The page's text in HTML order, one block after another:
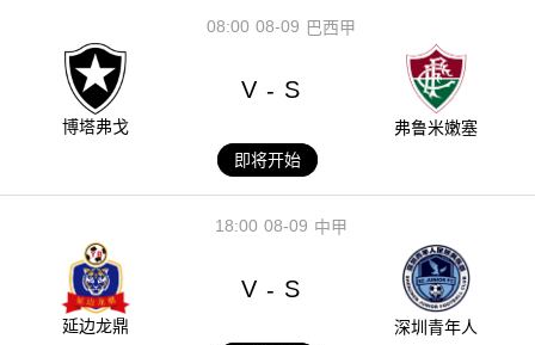
08-09
08:00 巴西甲
博塔弗戈
V - S
弗鲁米嫩塞
即将开始
08-09
18:00 中甲
延边龙鼎
V - S
深圳青年人